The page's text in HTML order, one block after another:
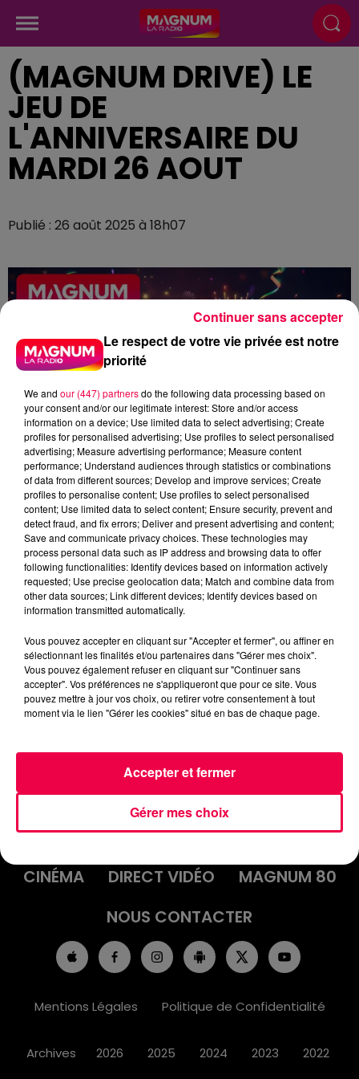
(MAGNUM DRIVE) LE
JEU DE
L'ANNIVERSAIRE DU
MARDI 26 AOUT
Publié : 26 août 2025 à 18h07
podcasts/2025/08/20250826-Anniversaires.mp3
ACCUEIL INFOS
EMISSIONS
AGENDA
JEUX
PODCASTS
CINÉMA
DIRECT VIDÉO
MAGNUM 80
NOUS CONTACTER
Mentions Légales Politique de Confidentialité
Archives 2026 2025 2024 2023 2022
Le respect de votre vie privée est notre
priorité
We and our (447) partnersdo the following data processing based on
your consent and/or our legitimate interest: Store and/or access
information on a device; Use limited data to select advertising; Create
profiles for personalised advertising; Use profiles to select personalised
advertising; Measure advertising performance; Measure content
performance; Understand audiences through statistics or combinations
of data from different sources; Develop and improve services; Create
profiles to personalise content; Use profiles to select personalised
content; Use limited data to select content; Ensure security, prevent and
detect fraud, and fix errors; Deliver and present advertising and content;
Save and communicate privacy choices. These technologies may
process personal data such as IP address and browsing data to offer
following functionalities: Identify devices based on information actively
requested; Use precise geolocation data; Match and combine data from
other data sources; Link different devices; Identify devices based on
information transmitted automatically.
Vous pouvez accepter en cliquant sur "Accepter et fermer", ou affiner en
sélectionnant les finalités et/ou partenaires dans "Gérer mes choix".
Vous pouvez également refuser en cliquant sur "Continuer sans
accepter". Vos préférences ne s'appliqueront que pour ce site. Vous
pouvez mettre à jour vos choix, ou retirer votre consentement à tout
moment via le lien "Gérer les cookies" situé en bas de chaque page.
Gérer mes choix
Accepter et fermer
Continuer sans accepter